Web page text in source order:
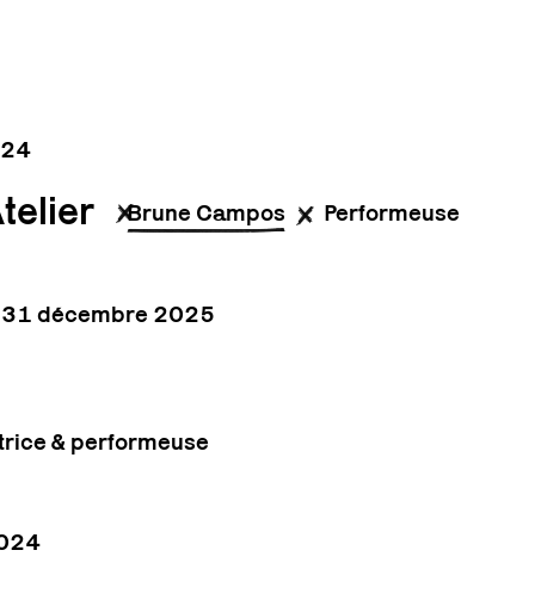
Brune Campos Performeuse
décembre 2025
& performeuse